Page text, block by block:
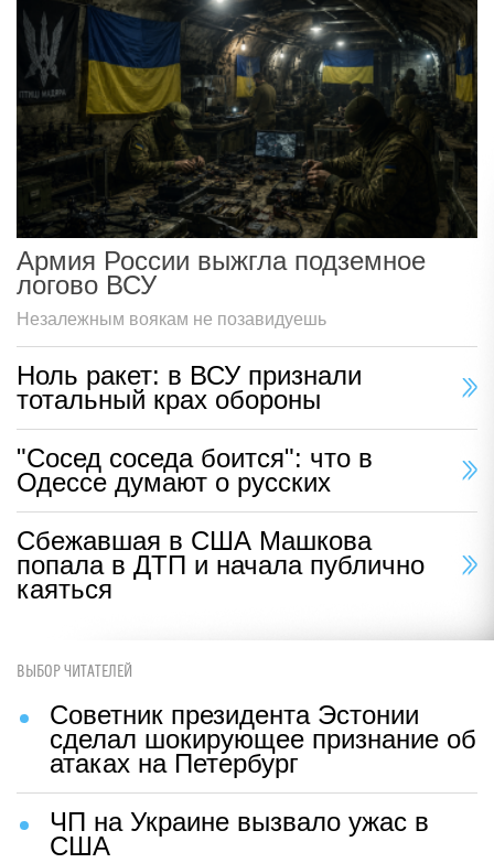
Армия России выжгла подземное
логово ВСУ
Незалежным воякам не позавидуешь
Ноль ракет: в ВСУ признали
тотальный крах обороны
"Сосед соседа боится": что в
Одессе думают о русских
Сбежавшая в США Машкова
попала в ДТП и начала публично
каяться
ВЫБОР ЧИТАТЕЛЕЙ
Советник президента Эстонии
сделал шокирующее признание об
атаках на Петербург
ЧП на Украине вызвало ужас в
США